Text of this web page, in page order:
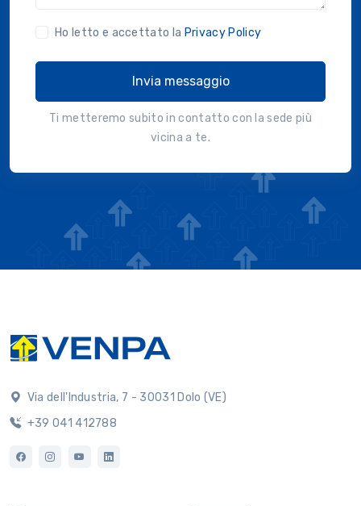
Ho letto e accettato la Privacy Policy
Invia messaggio
Ti metteremo subito in contatto con la sede più
vicina a te.
Via dell'Industria, 7 - 30031 Dolo (VE)
+39 041 412788